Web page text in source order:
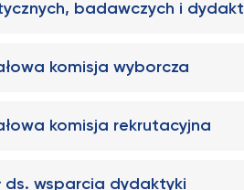
badawczych i
komisja wyborcza
komisja rekrutacyjna
ds. wsparcia dydaktyki